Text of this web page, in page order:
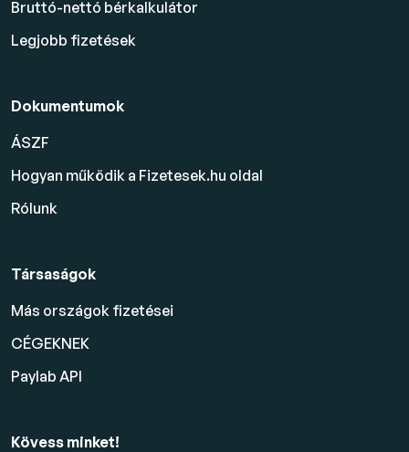
Bruttó-nettó bérkalkulátor
Legjobb fizetések
Dokumentumok
ÁSZF
Hogyan működik a Fizetesek.hu oldal
Rólunk
Társaságok
Más országok fizetései
CÉGEKNEK
Paylab API
Kövess minket!